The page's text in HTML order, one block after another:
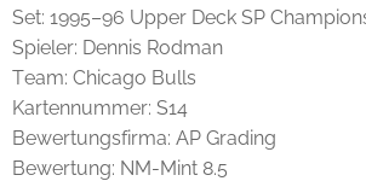
Set: 1995–96 Upper Deck SP
Spieler: Dennis Rodman
Team: Chicago Bulls
Kartennummer: S14
Bewertungsfirma: AP Grading
Bewertung: NM-Mint 8.5